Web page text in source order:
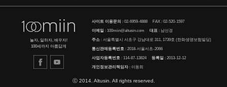
놀자, 일하자, 배우자!
100세까지 아름답게
사이트 이용문의 :02-6959-4888 FAX : 02-520-1597
이메일 :100miin@altusin.com 대표 : 남선경
주소 : 서울특별시 서초구 강남대로 311, 1739호 (한화생명보험빌딩)
통신판매등록번호 : 2018-서울서초-2066
사업자등록번호 : 114-87-13824등록일 : 2013-12-12
개인정보관리책임자 : 이동희
ⓒ 2014. Altusin. All rights reserved.